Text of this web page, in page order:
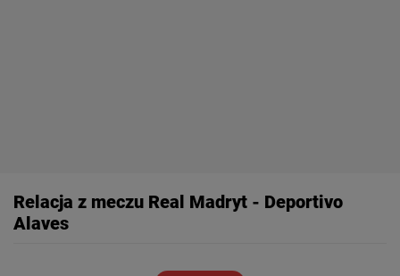
Relacja z meczu Real Madryt - Deportivo
Alaves